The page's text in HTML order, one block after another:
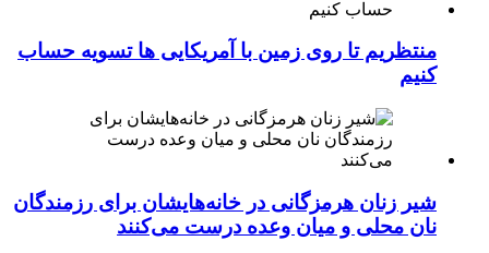
منتظریم تا روی زمین با آمریکایی ها تسویه حساب
کنیم
شیر زنان هرمزگانی در خانه‌هایشان برای رزمندگان
نان محلی و میان وعده درست می‌کنند